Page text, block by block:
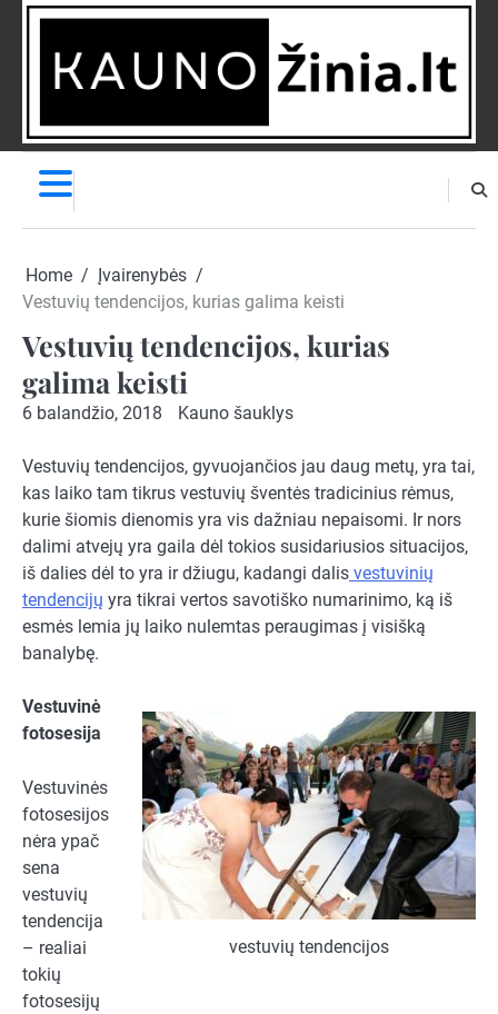
Skip
NAUJIENĄ
Home
Įvairenybės
Vestuvių tendencijos, kurias galima keisti
Vestuvių tendencijos, kurias
galima keisti
6 balandžio, 2018 Kauno šauklys
Vestuvių tendencijos, gyvuojančios jau daug metų, yra tai,
kas laiko tam tikrus vestuvių šventės tradicinius rėmus,
kurie šiomis dienomis yra vis dažniau nepaisomi. Ir nors
dalimi atvejų yra gaila dėl tokios susidariusios situacijos,
iš dalies dėl to yra ir džiugu, kadangi dalis vestuvinių
tendencijų yra tikrai vertos savotiško numarinimo, ką iš
esmės lemia jų laiko nulemtas peraugimas į visišką
banalybę.
vestuvių tendencijos
Vestuvinė
fotosesija
Vestuvinės
fotosesijos
nėra ypač
sena
vestuvių
tendencija
– realiai
tokių
fotosesijų